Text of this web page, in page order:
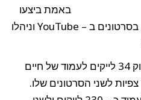
באמת ביצעו
לייק על העמוד בפייסבוק, צפו בסרטונים ב – YouTube וניהלו
באותה שעת לילה היו בפייסבוק 34 לייקים לעמוד של חיים
בוהן וב- Youtube היו כ- 120 צפיות לשני הסרטונים שלו.